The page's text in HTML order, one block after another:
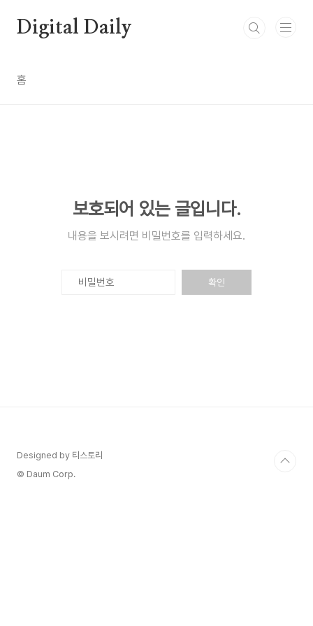
Digital Daily
홈
보호되어 있는 글입니다.
내용을 보시려면 비밀번호를 입력하세요.
확인
Designed by 티스토리
© Daum Corp.